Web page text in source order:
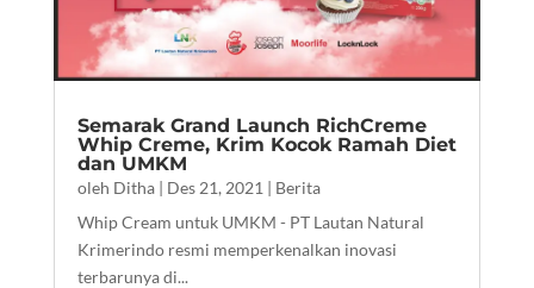
Semarak Grand Launch RichCreme
Whip Creme, Krim Kocok Ramah Diet
dan UMKM
oleh Ditha| Des 21, 2021 | Berita
Whip Cream untuk UMKM - PT Lautan Natural
Krimerindo resmi memperkenalkan inovasi
terbarunya di...